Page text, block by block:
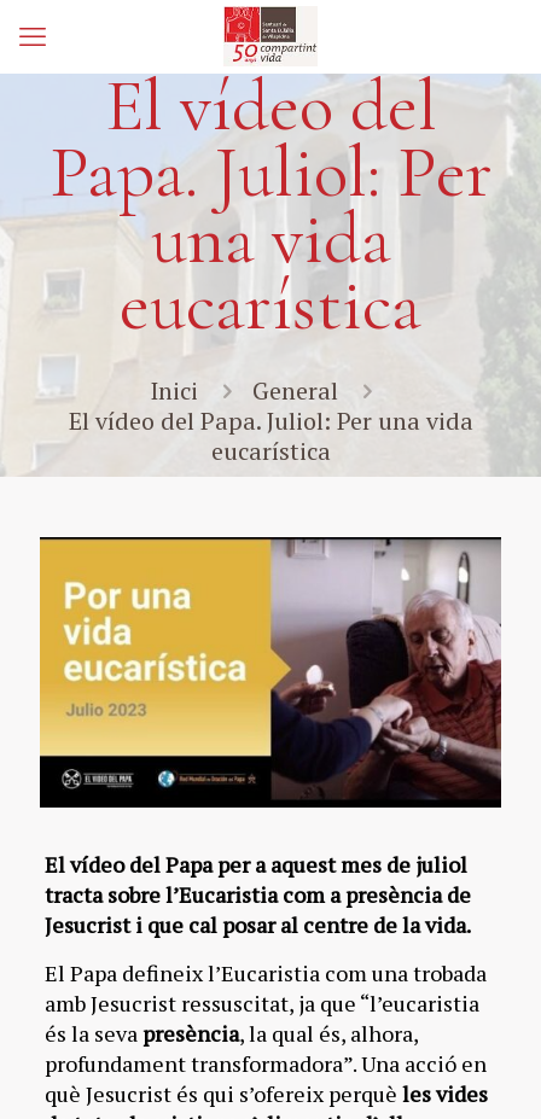
El vídeo del
Papa. Juliol: Per
una vida
eucarística
Inici
General
El vídeo del Papa. Juliol: Per una vida
eucarística
El vídeo del Papa per a aquest mes de juliol
tracta sobre l’Eucaristia com a presència de
Jesucrist i que cal posar al centre de la vida.
El Papa defineix l’Eucaristia com una trobada
amb Jesucrist ressuscitat, ja que “l’eucaristia
és la seva presència, la qual és, alhora,
profundament transformadora”. Una acció en
què Jesucrist és qui s’ofereix perquè les vides